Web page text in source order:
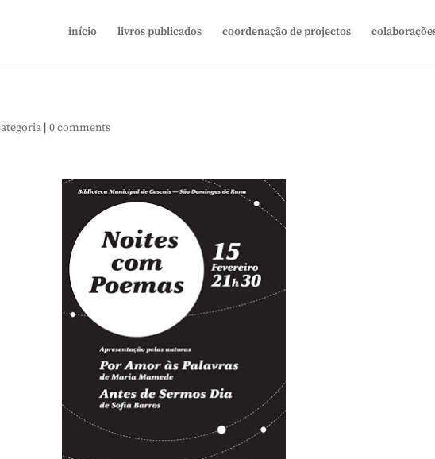
início livros publicados coordenação de projectos
| 0 comments